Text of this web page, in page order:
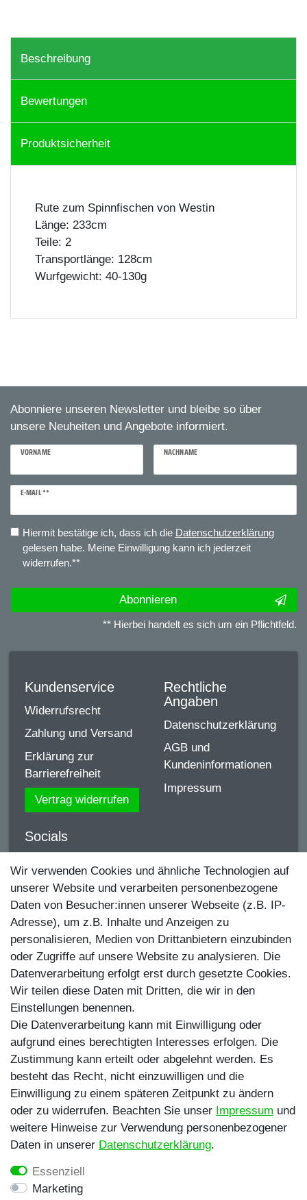
Beschreibung
Bewertungen
Produktsicherheit
Rute zum Spinnfischen von Westin
Länge: 233cm
Teile: 2
Transportlänge: 128cm
Wurfgewicht: 40-130g
Abonniere unseren Newsletter und bleibe so über
unsere Neuheiten und Angebote informiert.
VORNAME NACHNAME
E-MAIL **
Newsletter
Hiermit bestätige ich, dass ich die Daten­schutz­erklärung
gelesen habe. Meine Einwilligung kann ich jederzeit
widerrufen.**
Abonnieren
** Hierbei handelt es sich um ein Pflichtfeld.
Kundenservice
Widerrufsrecht
Zahlung und Versand
Erklärung zur
Barrierefreiheit
Vertrag widerrufen
Rechtliche
Angaben
Datenschutzerklärung
AGB und
Kundeninformationen
Impressum
Socials
YouTube
Facebook
Instagram
TikTok
Zahlungsmethoden
Egal ob Barsch, Hecht, Zander und Co. -
Riverfighters ist der Shop für Raubfischangler -
Von Anglern für Angler
** Bei Variantenartikeln mit unterschiedlichen Preisen
pro Variante bezieht sich die angegebene UVP auf die
Wir verwenden Cookies und ähnliche Technologien auf
unserer Website und verarbeiten personenbezogene
Daten von Besucher:innen unserer Webseite (z.B. IP-
Adresse), um z.B. Inhalte und Anzeigen zu
personalisieren, Medien von Drittanbietern einzubinden
oder Zugriffe auf unsere Website zu analysieren. Die
Datenverarbeitung erfolgt erst durch gesetzte Cookies.
Wir teilen diese Daten mit Dritten, die wir in den
Einstellungen benennen.
Die Datenverarbeitung kann mit Einwilligung oder
aufgrund eines berechtigten Interesses erfolgen. Die
Zustimmung kann erteilt oder abgelehnt werden. Es
besteht das Recht, nicht einzuwilligen und die
Einwilligung zu einem späteren Zeitpunkt zu ändern
oder zu widerrufen. Beachten Sie unser Impressum und
weitere Hinweise zur Verwendung personenbezogener
Daten in unserer Daten­schutz­erklärung.
Essenziell
Marketing